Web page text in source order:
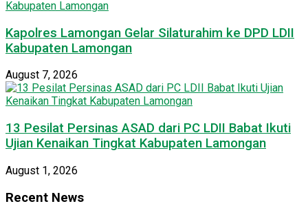
Kapolres Lamongan Gelar Silaturahim ke DPD LDII
Kabupaten Lamongan
August 7, 2026
13 Pesilat Persinas ASAD dari PC LDII Babat Ikuti
Ujian Kenaikan Tingkat Kabupaten Lamongan
August 1, 2026
Recent News